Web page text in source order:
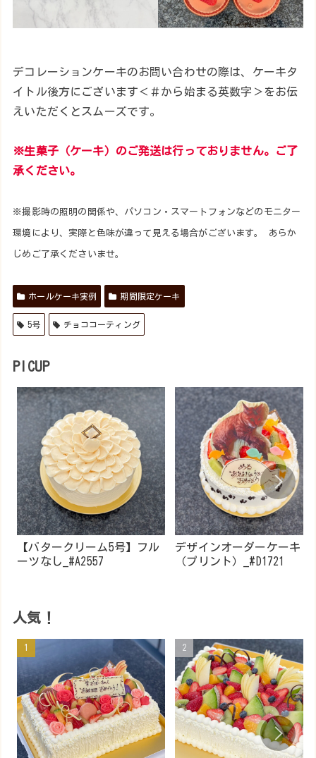
デコレーションケーキのお問い合わせの際は、ケーキタ
イトル後方にございます＜＃から始まる英数字＞をお伝
えいただくとスムーズです。
※生菓子（ケーキ）のご発送は行っておりません。ご了
承ください。
※撮影時の照明の関係や、パソコン・スマートフォンなどのモニター
環境により、実際と色味が違って見える場合がございます。 あらか
じめご了承くださいませ。
ホールケーキ実例 期間限定ケーキ
5号 チョココーティング
PICUP
【バタークリーム5号】フル
ーツなし_#A2557
デザインオーダーケーキ
（プリント）_#D1721
人気！